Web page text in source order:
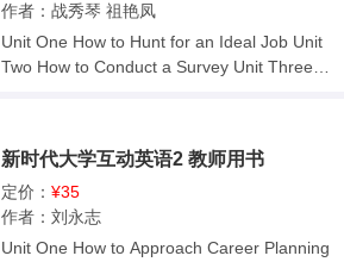
作者：战秀琴 祖艳凤
Unit One How to Hunt for an Ideal Job Unit
Two How to Conduct a Survey Unit Three H
Six How to Start Your Own Business
新时代大学互动英语2 教师用书
定价： ¥35
作者：刘永志
Unit One How to Approach Career Planning